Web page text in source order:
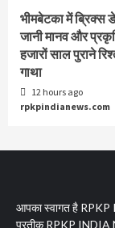
भीमबेटका में ब्रिक्स
जानी मानव और
हजारों साल पुराने
गाथा
12 hours ago
rpkpindianews.com
आपका स्वागत है RPKP
प्रतीक RPKP INDIA